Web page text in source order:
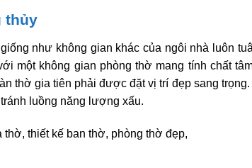
thủy
như không gian khác của ngôi nhà luôn
một không gian phòng thờ mang tính chất
thờ gia tiên phải được đặt vị trí đẹp sang
luồng năng lượng xấu.